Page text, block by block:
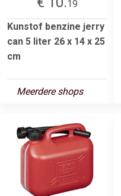
19
Kunstof benzine jerry
can 5 liter 26 x 14 x 25
cm
Meerdere shops